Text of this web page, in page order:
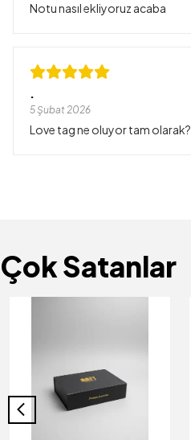
Notu nasıl ekliyoruz acaba
.
5 Şubat 2026
Love tag ne oluyor tam olarak?
Çok Satanlar